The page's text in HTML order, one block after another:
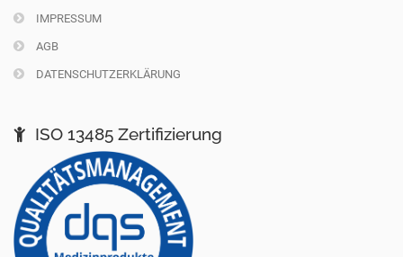
IMPRESSUM
AGB
DATENSCHUTZERKLÄRUNG
ISO 13485 Zertifizierung